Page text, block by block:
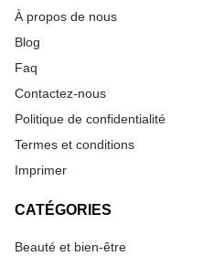
À propos de nous
Blog
Faq
Contactez-nous
Politique de confidentialité
Termes et conditions
Imprimer
CATÉGORIES
Beauté et bien-être